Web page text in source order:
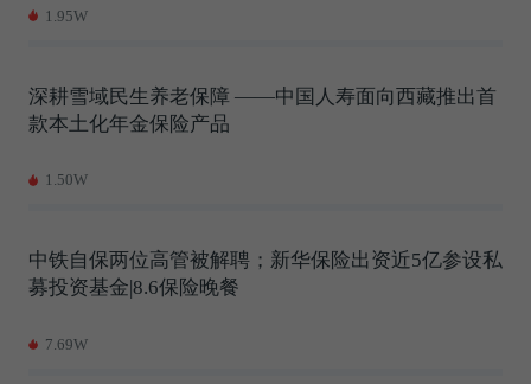
1.95W
深耕雪域民生养老保障 ——中国人寿面向西藏推出首
款本土化年金保险产品
1.50W
中铁自保两位高管被解聘；新华保险出资近5亿参设私
募投资基金|8.6保险晚餐
7.69W